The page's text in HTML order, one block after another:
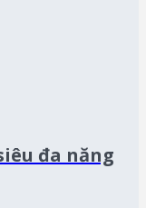
đa năng